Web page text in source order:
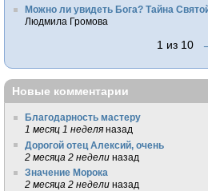
Можно ли увидеть Бога? Тайна
Людмила Громова
1 из 10
Новые комментарии
Благодарность мастеру
1 месяц 1 неделя назад
Дорогой отец Алексий, очень
2 месяца 2 недели назад
Значение Морока
2 месяца 2 недели назад